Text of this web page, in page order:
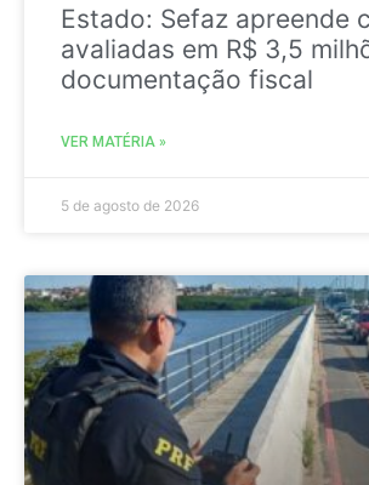
Estado: Sefaz apreende
avaliadas em R$ 3,5
documentação fiscal
VER MATÉRIA »
5 de agosto de 2026